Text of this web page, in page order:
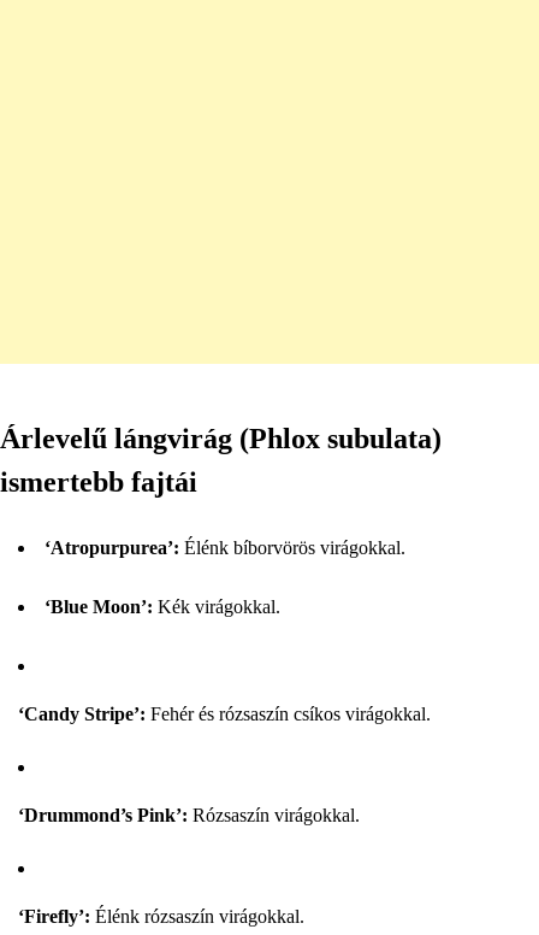
Árlevelű lángvirág (Phlox subulata)
ismertebb fajtái
‘Atropurpurea’: Élénk bíborvörös virágokkal.
‘Blue Moon’: Kék virágokkal.
‘Candy Stripe’: Fehér és rózsaszín csíkos virágokkal.
‘Drummond’s Pink’: Rózsaszín virágokkal.
‘Firefly’: Élénk rózsaszín virágokkal.